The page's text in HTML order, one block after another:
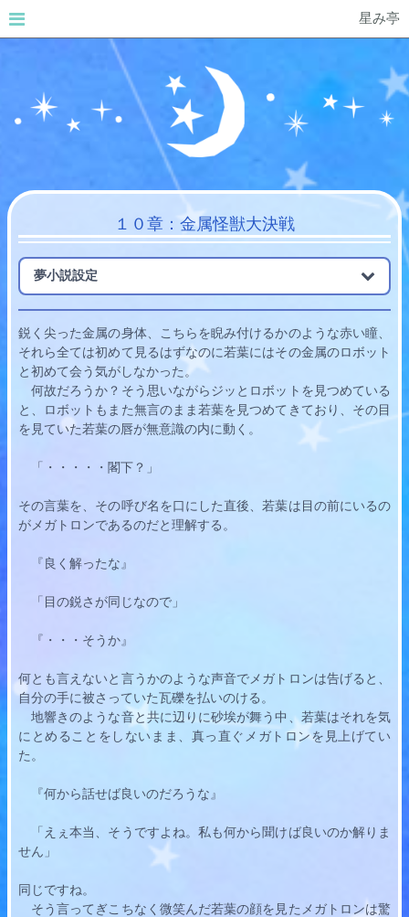
星み亭
１０章：金属怪獣大決戦
夢小説設定
鋭く尖った金属の身体、こちらを睨み付けるかのような赤い瞳、
それら全ては初めて見るはずなのに若葉にはその金属のロボット
と初めて会う気がしなかった。
何故だろうか？そう思いながらジッとロボットを見つめている
と、ロボットもまた無言のまま若葉を見つめてきており、その目
を見ていた若葉の唇が無意識の内に動く。
「・・・・・閣下？」
その言葉を、その呼び名を口にした直後、若葉は目の前にいるの
がメガトロンであるのだと理解する。
『良く解ったな』
「目の鋭さが同じなので」
『・・・そうか』
何とも言えないと言うかのような声音でメガトロンは告げると、
自分の手に被さっていた瓦礫を払いのける。
地響きのような音と共に辺りに砂埃が舞う中、 若葉はそれを気
にとめることをしないまま、真っ直ぐメガトロンを見上げてい
た。
『何から話せば良いのだろうな』
「えぇ本当、そうですよね。私も何から聞けば良いのか解りま
せん」
同じですね。
そう言ってぎこちなく微笑んだ若葉の顔を見たメガトロンは驚